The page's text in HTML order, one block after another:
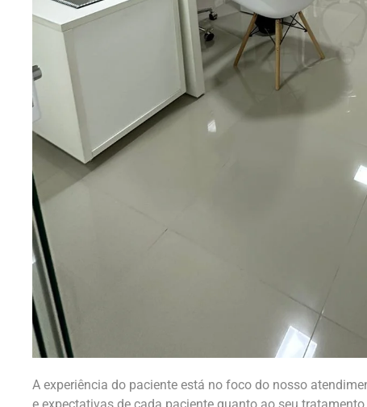
A experiência do paciente está no foco do nosso